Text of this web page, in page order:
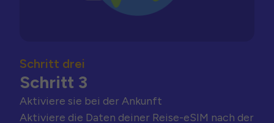
Schritt drei
Schritt 3
Aktiviere sie bei der Ankunft
Aktiviere die Daten deiner Reise-eSIM nach der